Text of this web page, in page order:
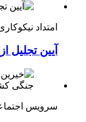
امتداد
آیین تجلیل
سرویس